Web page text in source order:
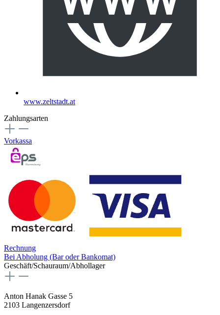
www.zeltstadt.at
Zahlungsarten
Vorkassa
Rechnung
Bei Abholung (Bar oder Bankomat)
Geschäft/Schauraum/Abhollager
Anton Hanak Gasse 5
2103 Langenzersdorf